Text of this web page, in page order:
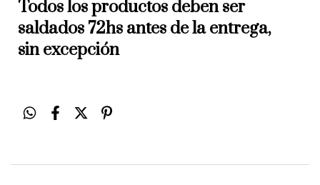
Todos los productos deben ser
saldados 72hs antes de la entrega,
sin excepción